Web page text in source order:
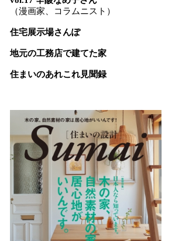
（漫画家、コラムニスト）
住宅展示場さんぽ
地元の工務店で建てた家
住まいのあれこれ見聞録